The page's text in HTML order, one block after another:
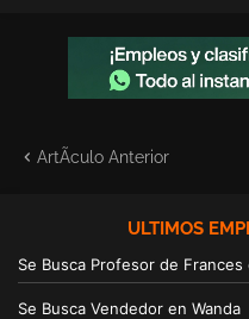
ArtÃ­culo Anterior
ULTIMOS
Se Busca Profesor de
Se Busca Vendedor en Wanda